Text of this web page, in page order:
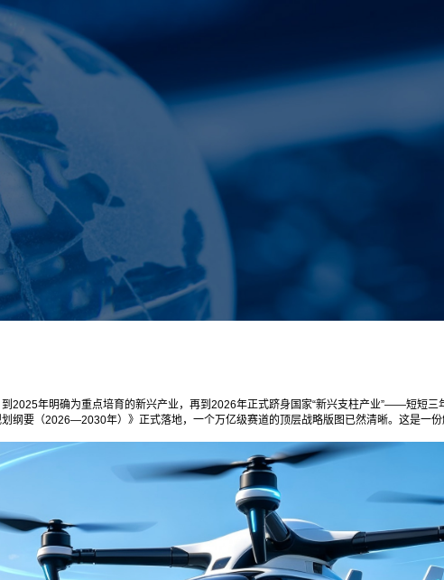
2025年明确为重点培育的新兴产业，再到2026年正式跻身国家“新兴支柱产业”——短短三
纲要（2026—2030年）》正式落地，一个万亿级赛道的顶层战略版图已然清晰。这是一